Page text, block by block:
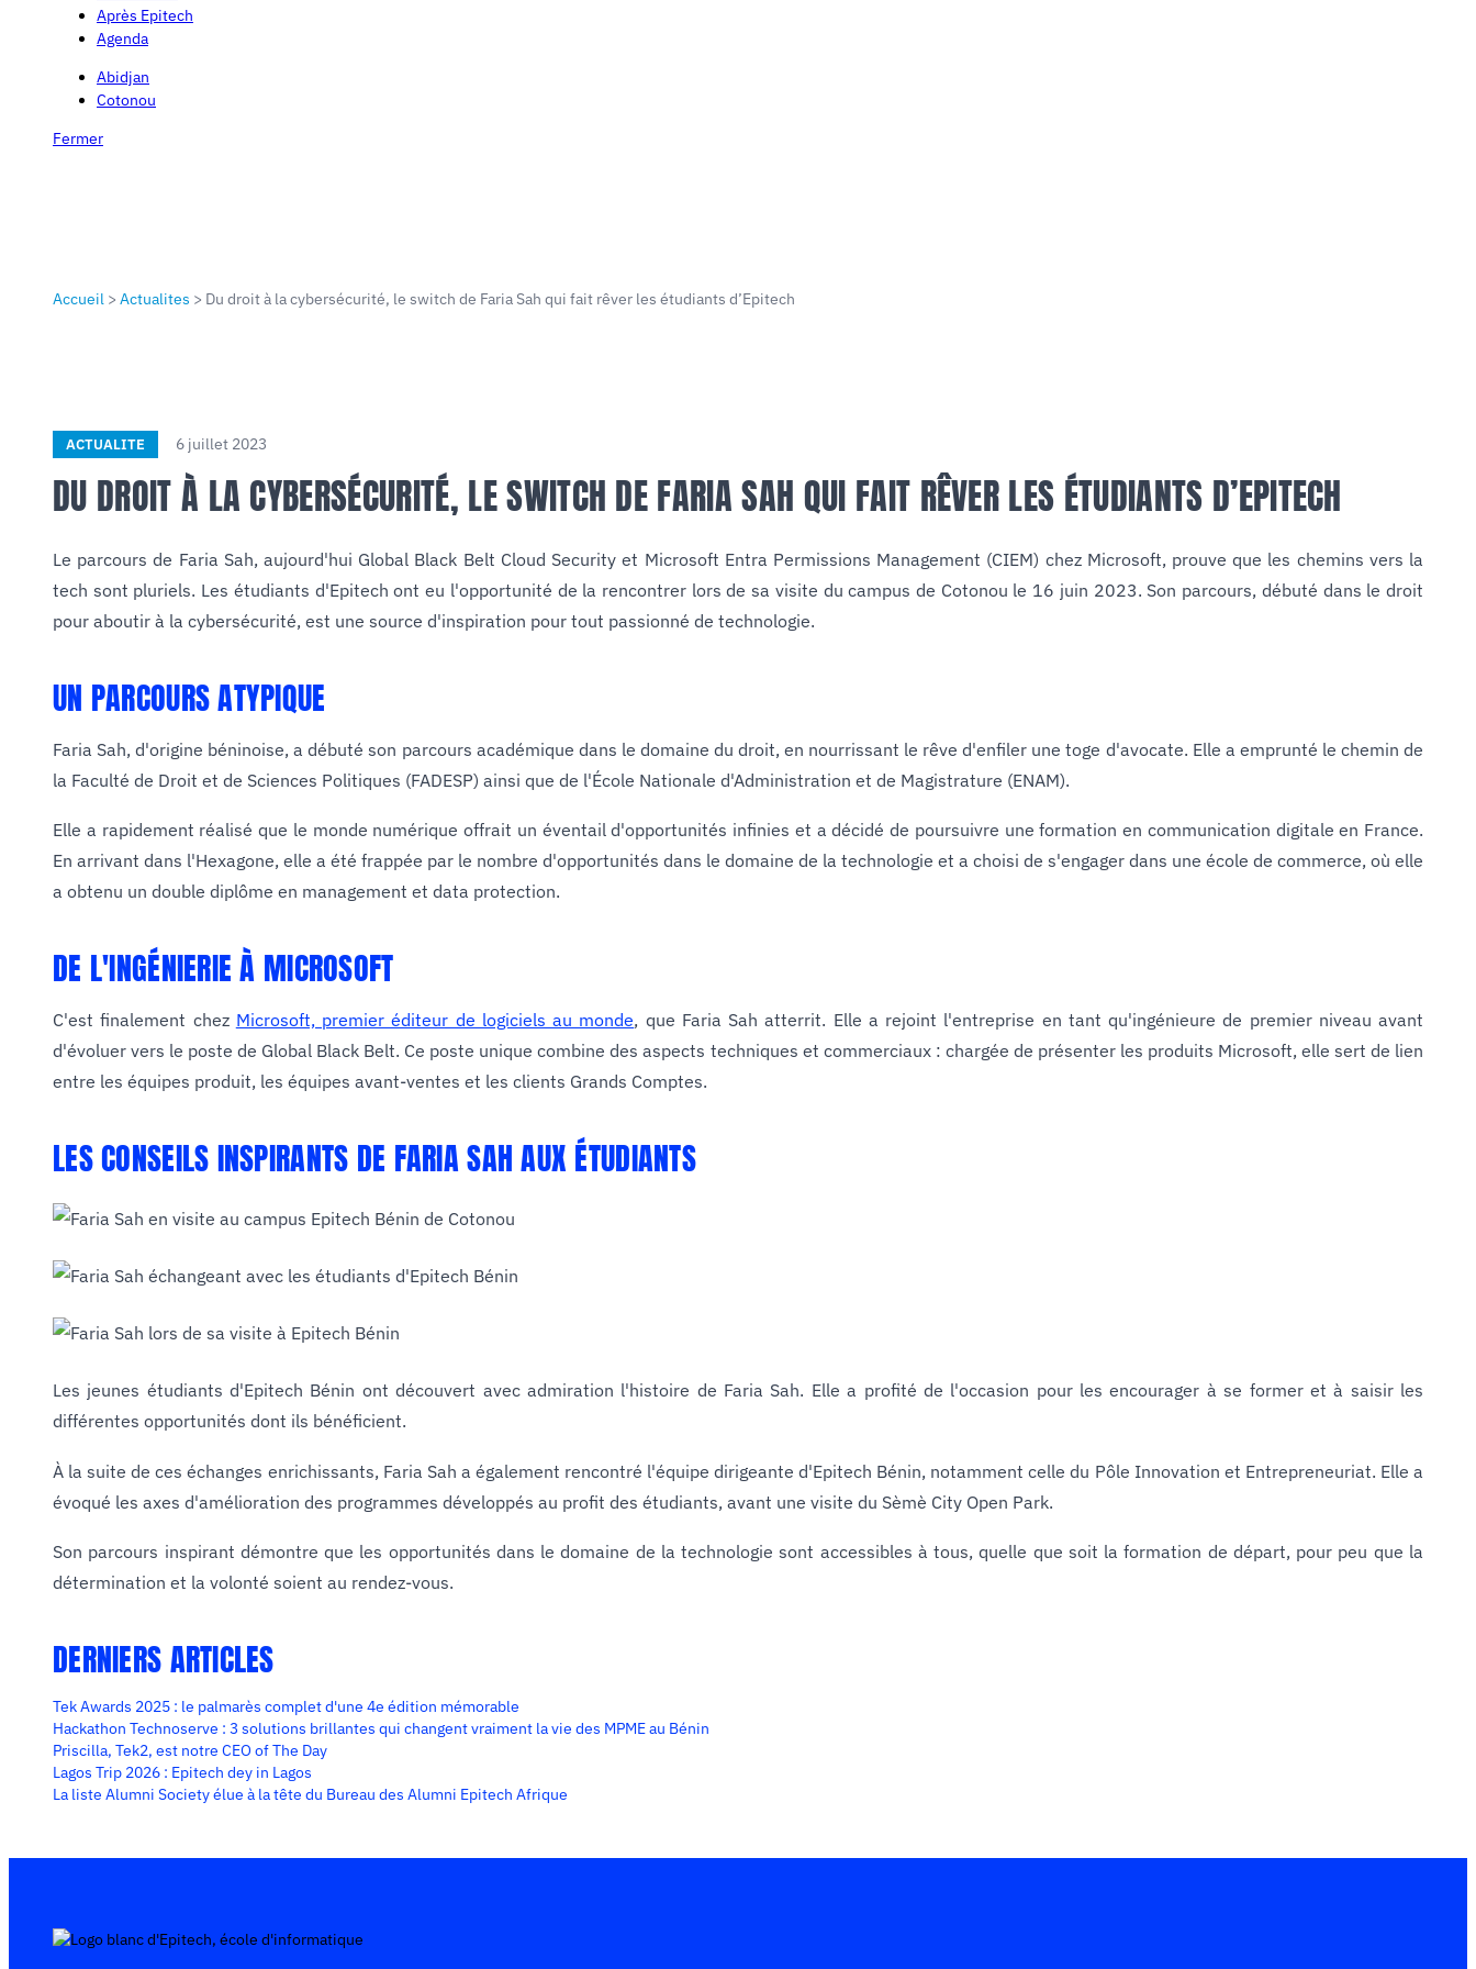
Après Epitech
Agenda
Abidjan
Cotonou
Fermer
Accueil > Actualites > Du droit à la cybersécurité, le switch de Faria Sah qui fait rêver les étudiants d’Epitech
ACTUALITE 6 juillet 2023
DU DROIT À LA CYBERSÉCURITÉ, LE SWITCH DE FARIA SAH QUI FAIT RÊVER LES ÉTUDIANTS D’EPITECH
Le parcours de Faria Sah, aujourd'hui Global Black Belt Cloud Security et Microsoft Entra Permissions Management (CIEM) chez Microsoft, prouve que les chemins vers la
tech sont pluriels. Les étudiants d'Epitech ont eu l'opportunité de la rencontrer lors de sa visite du campus de Cotonou le 16 juin 2023. Son parcours, débuté dans le droit
pour aboutir à la cybersécurité, est une source d'inspiration pour tout passionné de technologie.
UN PARCOURS ATYPIQUE
Faria Sah, d'origine béninoise, a débuté son parcours académique dans le domaine du droit, en nourrissant le rêve d'enfiler une toge d'avocate. Elle a emprunté le chemin de
la Faculté de Droit et de Sciences Politiques (FADESP) ainsi que de l'École Nationale d'Administration et de Magistrature (ENAM).
Elle a rapidement réalisé que le monde numérique offrait un éventail d'opportunités infinies et a décidé de poursuivre une formation en communication digitale en France.
En arrivant dans l'Hexagone, elle a été frappée par le nombre d'opportunités dans le domaine de la technologie et a choisi de s'engager dans une école de commerce, où elle
a obtenu un double diplôme en management et data protection.
DE L'INGÉNIERIE À MICROSOFT
C'est finalement chez Microsoft, premier éditeur de logiciels au monde, que Faria Sah atterrit. Elle a rejoint l'entreprise en tant qu'ingénieure de premier niveau avant
d'évoluer vers le poste de Global Black Belt. Ce poste unique combine des aspects techniques et commerciaux : chargée de présenter les produits Microsoft, elle sert de lien
entre les équipes produit, les équipes avant-ventes et les clients Grands Comptes.
LES CONSEILS INSPIRANTS DE FARIA SAH AUX ÉTUDIANTS
Les jeunes étudiants d'Epitech Bénin ont découvert avec admiration l'histoire de Faria Sah. Elle a profité de l'occasion pour les encourager à se former et à saisir les
différentes opportunités dont ils bénéficient.
À la suite de ces échanges enrichissants, Faria Sah a également rencontré l'équipe dirigeante d'Epitech Bénin, notamment celle du Pôle Innovation et Entrepreneuriat. Elle a
évoqué les axes d'amélioration des programmes développés au profit des étudiants, avant une visite du Sèmè City Open Park.
Son parcours inspirant démontre que les opportunités dans le domaine de la technologie sont accessibles à tous, quelle que soit la formation de départ, pour peu que la
détermination et la volonté soient au rendez-vous.
DERNIERS ARTICLES
Tek Awards 2025 : le palmarès complet d'une 4e édition mémorable
Hackathon Technoserve : 3 solutions brillantes qui changent vraiment la vie des MPME au Bénin
Priscilla, Tek2, est notre CEO of The Day
Lagos Trip 2026 : Epitech dey in Lagos
La liste Alumni Society élue à la tête du Bureau des Alumni Epitech Afrique